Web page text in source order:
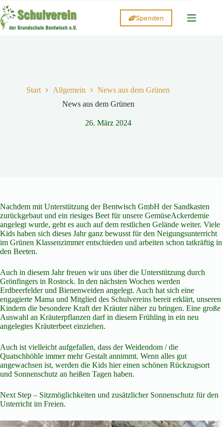
Zum
Inhalt
springen
Spenden
Start Allgemein
News aus dem Grünen
News aus dem Grünen
26. März 2024
Nachdem mit Unterstützung der Bentwisch GmbH der Sandkasten
zurückgebaut und ein riesiges Beet für unsere GemüseAckerdemie
angelegt wurde, geht es auch auf dem restlichen Gelände weiter. Viele
Kids haben sich dieses Jahr ganz bewusst für den Neigungsunterricht
im Grünen Klassenzimmer entschieden und arbeiten schon tatkräftig in
den Beeten.
Auch in diesem Jahr freuen wir uns über die Unterstützung durch
Grönfingers in Rostock. In den nächsten Wochen werden
Erdbeerfelder und Bienenweiden angelegt. Auch hat sich eine
engagierte Mama und Mitglied des Schulvereins bereit erklärt, unseren
Kindern die besondere Kraft der Kräuter näher zu bringen. Eine große
Auswahl an Kräuterpflanzen darf in diesem Frühling in ein neu
angelegtes Kräuterbeet einziehen.
Auch ist vielleicht aufgefallen, dass der Weidendom / die
Quatschhöhle immer mehr Gestalt annimmt. Wenn alles gut
angewachsen ist, werden die Kids hier einen schönen Rückzugsort
und Sonnenschutz an heißen Tagen haben.
Next Step – Sitzmöglichkeiten und zusätzlicher Sonnenschutz für den
Unterricht im Freien.